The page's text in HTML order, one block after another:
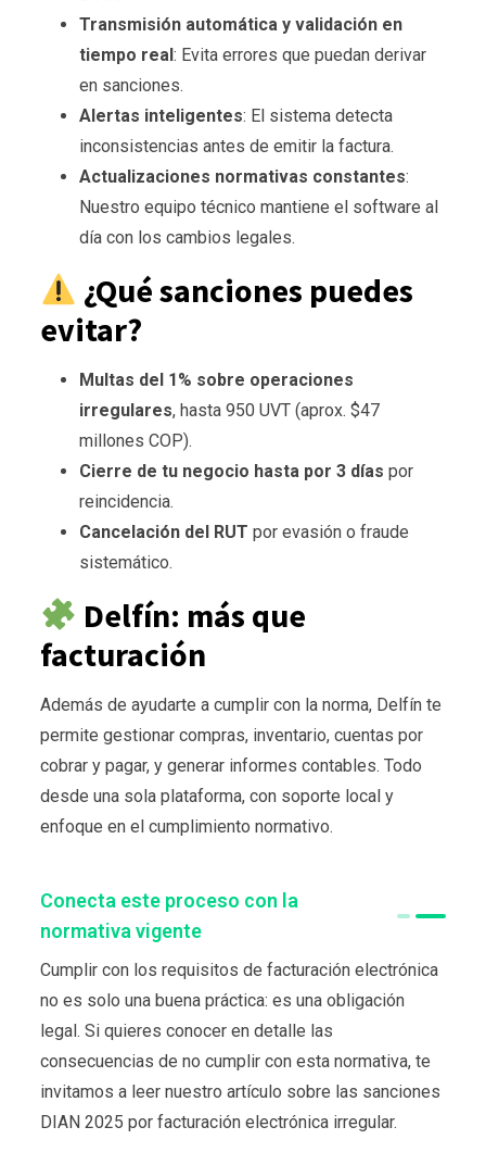
Transmisión automática y validación en
tiempo real: Evita errores que puedan derivar
en sanciones.
Alertas inteligentes: El sistema detecta
inconsistencias antes de emitir la factura.
Actualizaciones normativas constantes:
Nuestro equipo técnico mantiene el software al
día con los cambios legales.
¿Qué sanciones puedes
evitar?
Multas del 1% sobre operaciones
irregulares, hasta 950 UVT (aprox. $47
millones COP).
Cierre de tu negocio hasta por 3 días por
reincidencia.
Cancelación del RUT por evasión o fraude
sistemático.
Delfín: más que
facturación
Además de ayudarte a cumplir con la norma, Delfín te
permite gestionar compras, inventario, cuentas por
cobrar y pagar, y generar informes contables. Todo
desde una sola plataforma, con soporte local y
enfoque en el cumplimiento normativo.
Conecta este proceso con la
normativa vigente
Cumplir con los requisitos de facturación electrónica
no es solo una buena práctica: es una obligación
legal. Si quieres conocer en detalle las
consecuencias de no cumplir con esta normativa, te
invitamos a leer nuestro artículo sobre las sanciones
DIAN 2025 por facturación electrónica irregular.